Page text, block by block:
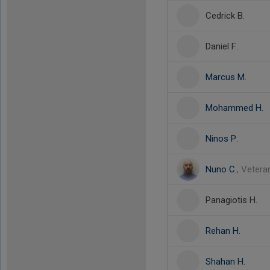
Cedrick B.
Daniel F.
Marcus M.
Mohammed H.
Ninos P.
Nuno C.,
Panagiotis H.
Rehan H.
Shahan H.